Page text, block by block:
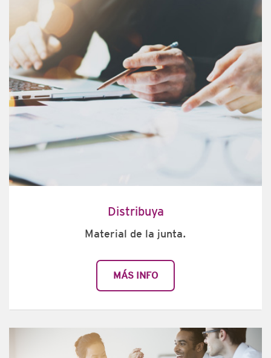
Distribuya
Material de la junta.
MÁS INFO